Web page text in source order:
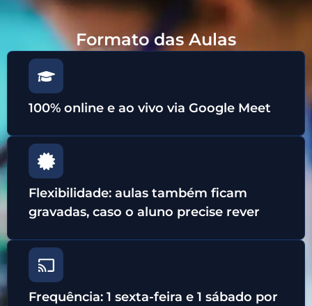
Formato das Aulas
100% online e ao vivo via Google Meet
Flexibilidade: aulas também ficam
gravadas, caso o aluno precise rever
Frequência: 1 sexta-feira e 1 sábado por